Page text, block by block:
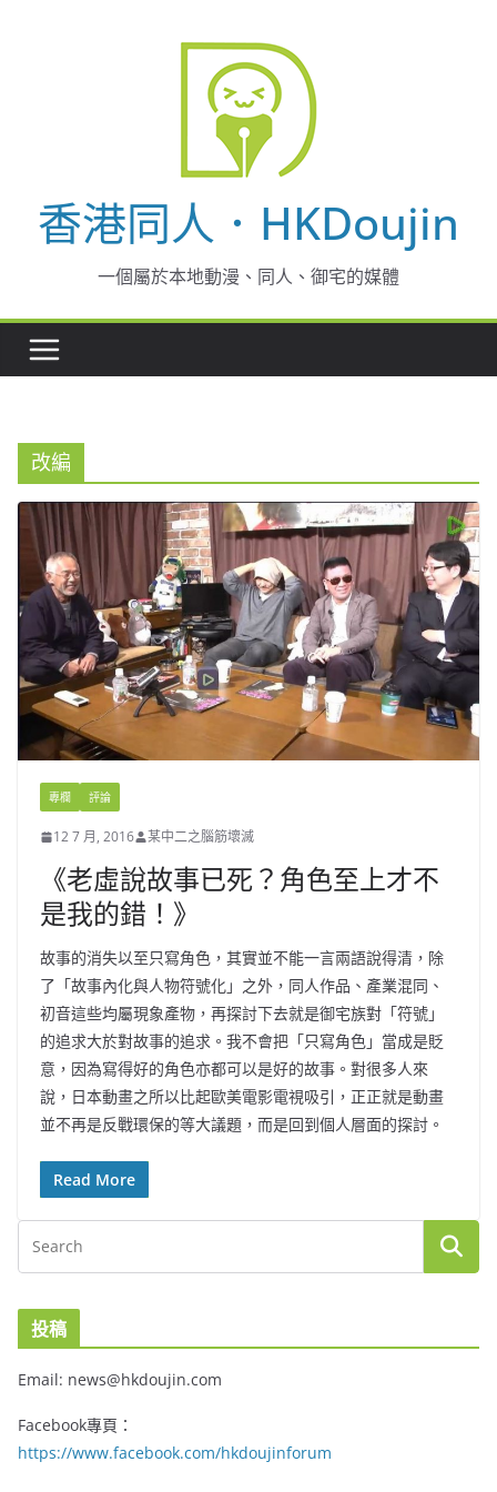
香港同人．HKDoujin
一個屬於本地動漫、同人、御宅的媒體
改編
專欄 評論
12 7 月, 2016 某中二之腦筋壞滅
《老虛說故事已死？角色至上才不
是我的錯！》
故事的消失以至只寫角色，其實並不能一言兩語說得清，除
了「故事內化與人物符號化」之外，同人作品、產業混同、
初音這些均屬現象產物，再探討下去就是御宅族對「符號」
的追求大於對故事的追求。我不會把「只寫角色」當成是貶
意，因為寫得好的角色亦都可以是好的故事。對很多人來
說，日本動畫之所以比起歐美電影電視吸引，正正就是動畫
並不再是反戰環保的等大議題，而是回到個人層面的探討。
Read More
投稿
Email: news@hkdoujin.com
Facebook專頁：
https://www.facebook.com/hkdoujinforum